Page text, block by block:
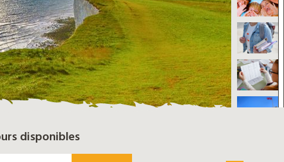
disponibles